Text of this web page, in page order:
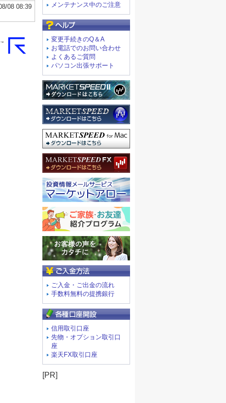
メンテナンス中のご注意
変更手続きのQ＆A
お電話でのお問い合わせ
よくあるご質問
パソコン出張サポート
ご入金・ご出金の流れ
手数料無料の提携銀行
信用取引口座
先物・オプション取引口
座
楽天FX取引口座
[PR]